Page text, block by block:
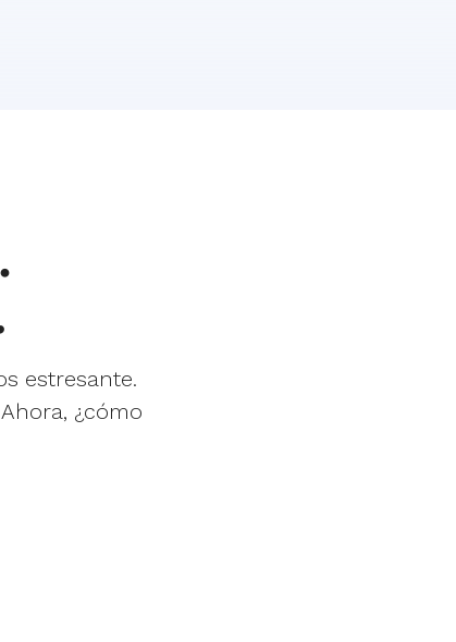
estresante.
¿cómo